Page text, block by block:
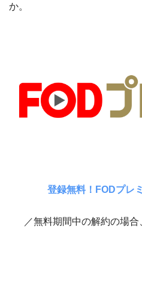
か。
登録無料！FODプレ
／無料期間中の解約の場